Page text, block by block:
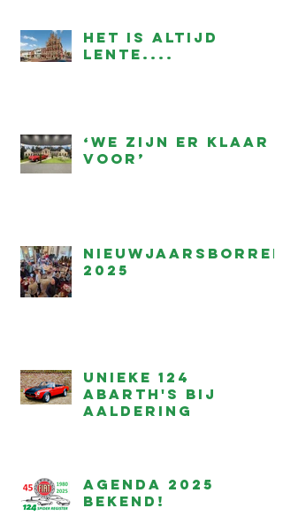
Het is altijd
lente....
‘We zijn er klaar
voor’
Nieuwjaarsborrel
2025
Unieke 124
Abarth's bij
Aaldering
Agenda 2025
bekend!